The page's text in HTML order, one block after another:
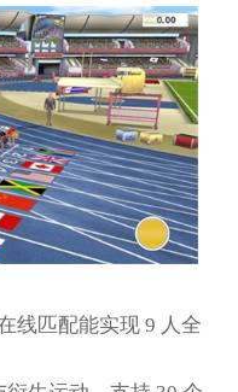
线匹配能实现 9 人全